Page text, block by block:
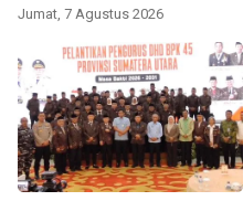
Jumat, 7 Agustus 2026